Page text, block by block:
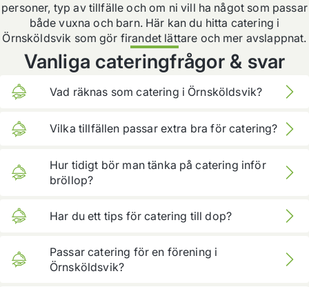
personer, typ av tillfälle och om ni vill ha något som passar
både vuxna och barn. Här kan du hitta catering i
Örnsköldsvik som gör firandet lättare och mer avslappnat.
Vanliga cateringfrågor & svar
Vad räknas som catering i Örnsköldsvik?
Catering innebär att maten planeras och levereras för
ett event, som bröllop, dop eller firmafest.
Vilka tillfällen passar extra bra för catering?
födelsedag är vanliga tillfällen där catering gör stor
skillnad.
Hur tidigt bör man tänka på catering inför
bröllop?
Ju tidigare du planerar, desto lättare blir det att få ett
upplägg som passar antal gäster och stämning.
Har du ett tips för catering till dop?
funkar även när folk går runt och pratar.
Passar catering för en förening i
Örnsköldsvik?